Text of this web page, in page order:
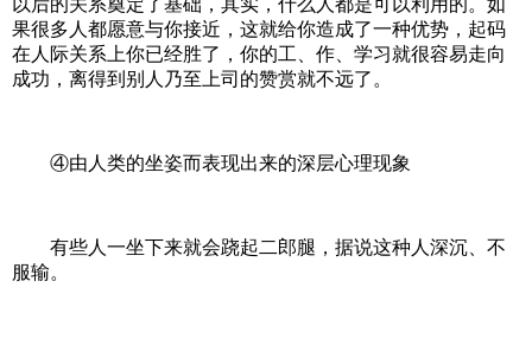
以后的关系奠定了基础，其实，什么人都是可以利用的。如
果很多人都愿意与你接近，这就给你造成了一种优势，起码
在人际关系上你已经胜了，你的工、作、学习就很容易走向
成功，离得到别人乃至上司的赞赏就不远了。
④由人类的坐姿而表现出来的深层心理现象
有些人一坐下来就会跷起二郎腿，据说这种人深沉、不
服输。